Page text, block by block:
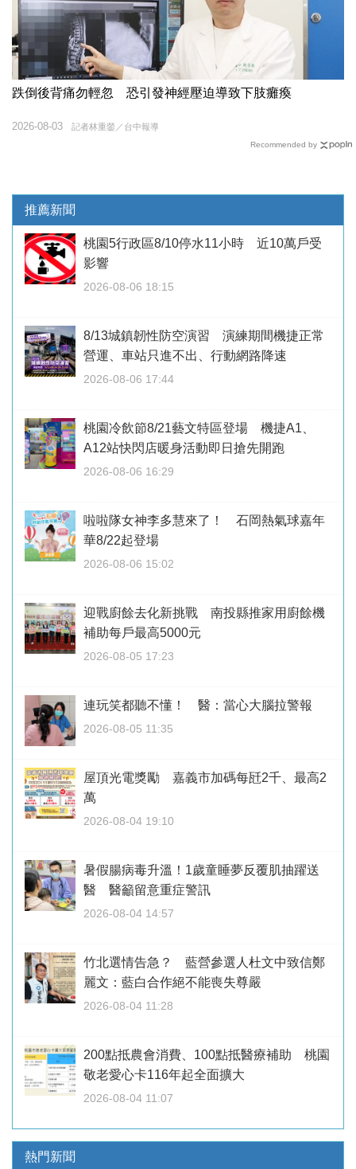
跌倒後背痛勿輕忽 恐引發神經壓迫導致下肢癱瘓
記者林重鎣／台中報導
2026-08-03
Recommended by
推薦新聞
桃園5行政區8/10停水11小時 近10萬戶受
影響
2026-08-06 18:15
8/13城鎮韌性防空演習 演練期間機捷正常
營運、車站只進不出、行動網路降速
2026-08-06 17:44
桃園冷飲節8/21藝文特區登場 機捷A1、
A12站快閃店暖身活動即日搶先開跑
2026-08-06 16:29
啦啦隊女神李多慧來了！ 石岡熱氣球嘉年
華8/22起登場
2026-08-06 15:02
迎戰廚餘去化新挑戰 南投縣推家用廚餘機
補助每戶最高5000元
2026-08-05 17:23
連玩笑都聽不懂！ 醫：當心大腦拉警報
2026-08-05 11:35
屋頂光電獎勵 嘉義市加碼每瓩2千、最高2
萬
2026-08-04 19:10
暑假腸病毒升溫！1歲童睡夢反覆肌抽躍送
醫 醫籲留意重症警訊
2026-08-04 14:57
竹北選情告急？ 藍營參選人杜文中致信鄭
麗文：藍白合作絕不能喪失尊嚴
2026-08-04 11:28
200點抵農會消費、100點抵醫療補助 桃園
敬老愛心卡116年起全面擴大
2026-08-04 11:07
熱門新聞